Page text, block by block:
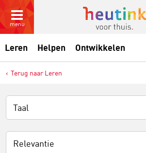
menu
Leren Helpen Ontwikkelen
Terug naar Leren